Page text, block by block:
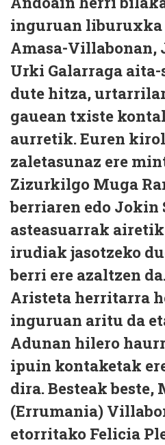
inguruan liburuxka
Amasa-Villabonan,
Urki Galarraga
dute hitza,
gauean txiste
aurretik. Euren
zaletasunaz ere
Zizurkilgo Muga
berriaren edo Jokin
asteasuarrak
irudiak jasotzeko
berri ere azaltzen
Aristeta herritarra
inguruan aritu da
Adunan hilero
ipuin kontaketak
dira. Besteak
(Errumania)
etorritako Felicia